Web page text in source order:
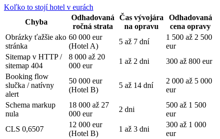
Koľko to stojí hotel v eurách
Chyba
Odhadovaná
ročná strata
Čas vývojára
na opravu
Odhadovaná
cena opravy
Obrázky ťažšie ako
stránka
60 000 eur
(Hotel A)
5 až 7 dní
1 500 až 2 500
eur
Sitemap v HTTP /
sitemap 404
8 000 až 20
000 eur
1 až 2 dni
300 až 800 eur
Booking flow
slučka / natívny
alert
50 000 eur
(Hotel B)
5 až 14 dní
2 000 až 5 000
eur
Schema markup
nula
18 000 až 27
000 eur
2 dni
500 až 1 500
eur
CLS 0,6507
12 000 eur
(Hotel B)
1 až 3 dni
300 až 1 000
eur